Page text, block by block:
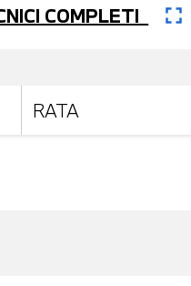
COMPLETI fullscreen
RATA